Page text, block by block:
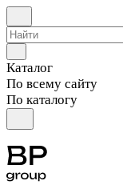
Каталог
По всему сайту
По каталогу